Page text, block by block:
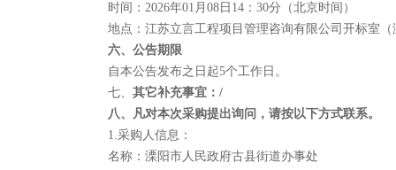
时间： 2026年01月08日14：30分 （北京时间）
地点：江苏立言工程项目管理咨询有限公司开标室
六、公告期限
自本公告发布之日起5个工作日。
七、 其它补充事宜 ： /
八、凡对本次采购提出询问，请按以下方式联系。
1.采购人信息：
名称： 溧阳市人民政府古县街道办事处